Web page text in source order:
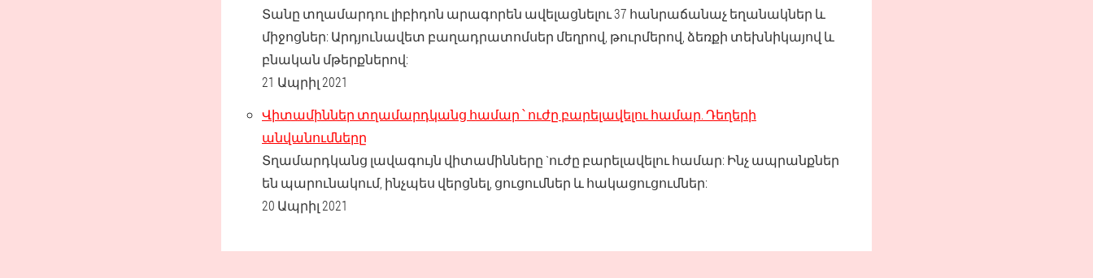
Տանը տղամարդու լիբիդոն արագորեն ավելացնելու 37 հանրաճանաչ եղանակներ և
միջոցներ: Արդյունավետ բաղադրատոմսեր մեղրով, թուրմերով, ձեռքի տեխնիկայով և
բնական մթերքներով:
21 Ապրիլ 2021
Վիտամիններ տղամարդկանց համար ՝ ուժը բարելավելու համար. Դեղերի
անվանումները
Տղամարդկանց լավագույն վիտամինները `ուժը բարելավելու համար: Ինչ ապրանքներ
են պարունակում, ինչպես վերցնել, ցուցումներ և հակացուցումներ:
20 Ապրիլ 2021